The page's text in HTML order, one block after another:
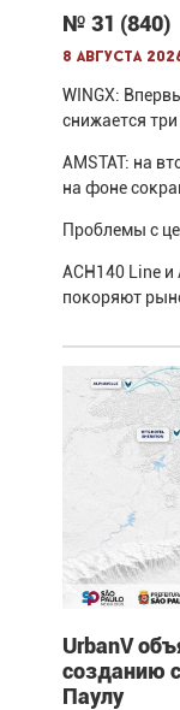
№ 31 (840)
8 августа
WINGX:
снижается
AMSTAT: на
на фоне
Проблемы с
ACH140 Line и
покоряют
UrbanV
созданию
Паулу